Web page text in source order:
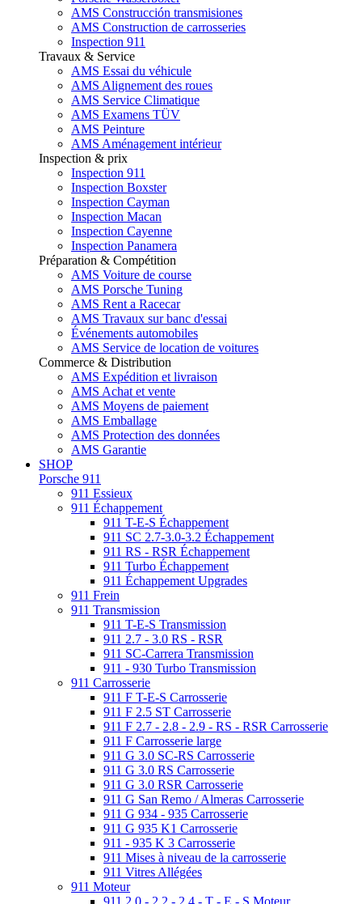
AMS Construcción transmisiones
AMS Construction de carrosseries
Inspection 911
Travaux & Service
AMS Essai du véhicule
AMS Alignement des roues
AMS Service Climatique
AMS Examens TÜV
AMS Peinture
AMS Aménagement intérieur
Inspection & prix
Inspection 911
Inspection Boxster
Inspection Cayman
Inspection Macan
Inspection Cayenne
Inspection Panamera
Préparation & Compétition
AMS Voiture de course
AMS Porsche Tuning
AMS Rent a Racecar
AMS Travaux sur banc d'essai
Événements automobiles
AMS Service de location de voitures
Commerce & Distribution
AMS Expédition et livraison
AMS Achat et vente
AMS Moyens de paiement
AMS Emballage
AMS Protection des données
AMS Garantie
SHOP
Porsche 911
911 Essieux
911 Échappement
911 T-E-S Échappement
911 SC 2.7-3.0-3.2 Échappement
911 RS - RSR Échappement
911 Turbo Échappement
911 Échappement Upgrades
911 Frein
911 Transmission
911 T-E-S Transmission
911 2.7 - 3.0 RS - RSR
911 SC-Carrera Transmission
911 - 930 Turbo Transmission
911 Carrosserie
911 F T-E-S Carrosserie
911 F 2.5 ST Carrosserie
911 F 2.7 - 2.8 - 2.9 - RS - RSR Carrosserie
911 F Carrosserie large
911 G 3.0 SC-RS Carrosserie
911 G 3.0 RS Carrosserie
911 G 3.0 RSR Carrosserie
911 G San Remo / Almeras Carrosserie
911 G 934 - 935 Carrosserie
911 G 935 K1 Carrosserie
911 - 935 K 3 Carrosserie
911 Mises à niveau de la carrosserie
911 Vitres Allégées
911 Moteur
911 2.0 - 2.2 - 2.4 - T - E - S Moteur